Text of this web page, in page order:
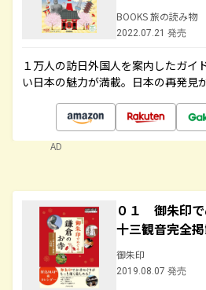
BOOKS 旅の読み物
2022.07.21 発売
１万人の訪日外国人を案内したガイ
い日本の魅力が満載。日本の再発見
AD
０１ 御朱印
十三観音完全
御朱印
2019.08.07 発売